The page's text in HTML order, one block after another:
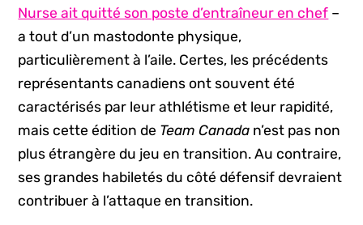
Nurse ait quitté son poste d’entraîneur en chef –
a tout d’un mastodonte physique,
particulièrement à l’aile. Certes, les précédents
représentants canadiens ont souvent été
caractérisés par leur athlétisme et leur rapidité,
mais cette édition de Team Canada n’est pas non
plus étrangère du jeu en transition. Au contraire,
ses grandes habiletés du côté défensif devraient
contribuer à l’attaque en transition.